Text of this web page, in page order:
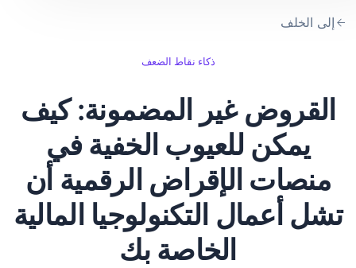
إلى الخلف
ذكاء نقاط الضعف
القروض غير المضمونة: كيف
يمكن للعيوب الخفية في
منصات الإقراض الرقمية أن
تشل أعمال التكنولوجيا المالية
الخاصة بك